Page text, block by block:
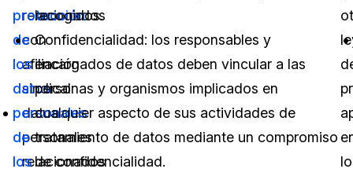
relacionados
con
afiliación
sindical
datos
personales
relacionados
protección
de
los
datos
personales
de
los
recogidos.
Confidencialidad: los responsables y
encargados de datos deben vincular a las
personas y organismos implicados en
cualquier aspecto de sus actividades de
tratamiento de datos mediante un compromiso
de confidencialidad.